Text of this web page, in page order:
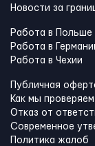
Новости за
Работа в Польше
Работа в
Работа в Чехии
Публичная
Как мы
Отказ от
Современное
Политика жалоб